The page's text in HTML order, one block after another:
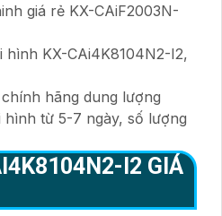
giá rẻ KX-CAiF2003N-
KX-CAi4K8104N2-I2,
hãng dung lượng
hình từ 5-7 ngày, số lượng
I2 GIÁ